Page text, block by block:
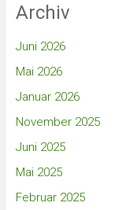
Archiv
Juni 2026
Mai 2026
Januar 2026
November 2025
Juni 2025
Mai 2025
Februar 2025